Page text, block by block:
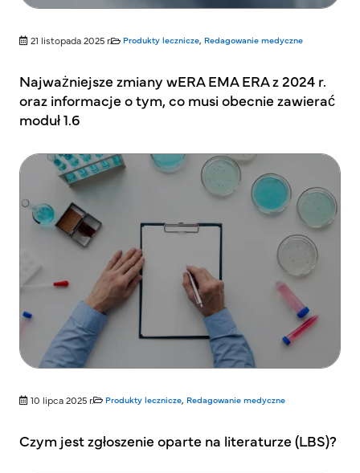
21 listopada 2025 r. Produkty lecznicze, Redagowanie medyczne
Najważniejsze zmiany wERA EMA ERA z 2024 r.
oraz informacje o tym, co musi obecnie zawierać
moduł 1.6
10 lipca 2025 r. Produkty lecznicze Redagowanie medyczne
Czym jest zgłoszenie oparte na literaturze (LBS)?